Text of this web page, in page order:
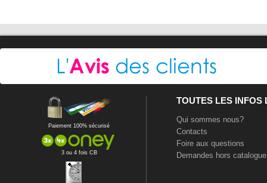
Paiement 100% sécurisé
3 ou 4 fois CB
TOUTES LES INFOS
Qui sommes nous?
Contacts
Foire aux questions
Demandes hors catalogue